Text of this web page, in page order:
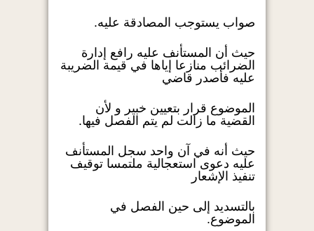
صواب يستوجب المصادقة عليه.
حيث أن المستأنف عليه رافع إدارة
الضرائب منازعا إياها في قيمة الضريبة
عليه فأصدر قاضي
الموضوع قرار بتعيين خبير و لأن
القضية ما زالت لم يتم الفصل فيها.
حيث أنه في آن واحد سجل المستأنف
عليه دعوى استعجالية ملتمسا توقيف
تنفيذ الإشعار
بالتسديد إلى حين الفصل في
الموضوع.